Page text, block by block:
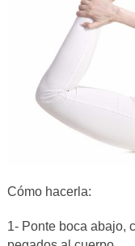
Cómo hacerla:
1- Ponte boca abajo,